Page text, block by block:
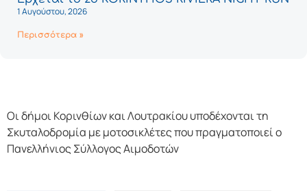
1 Αυγούστου, 2026
Περισσότερα »
Οι δήμοι Κορινθίων και Λουτρακίου υποδέχονται τη
Σκυταλοδρομία με μοτοσικλέτες που πραγματοποιεί ο
Πανελλήνιος Σύλλογος Αιμοδοτών